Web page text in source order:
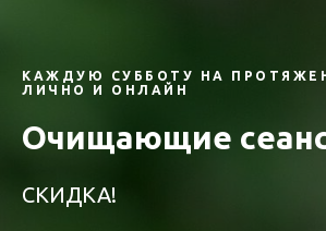
КАЖДУЮ СУББОТУ НА
ЛИЧНО И ОНЛАЙН
Очищающие
СКИДКА!